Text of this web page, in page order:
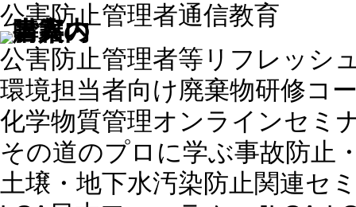
公害防止管理者通信教育
公害防止管理者等リフレッシ
環境担当者向け廃棄物研修コ
化学物質管理オンラインセミ
その道のプロに学ぶ事故防止
土壌・地下水汚染防止関連セ